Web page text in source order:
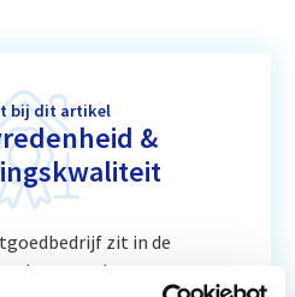
bij dit artikel
&
zit in de
van plannen.